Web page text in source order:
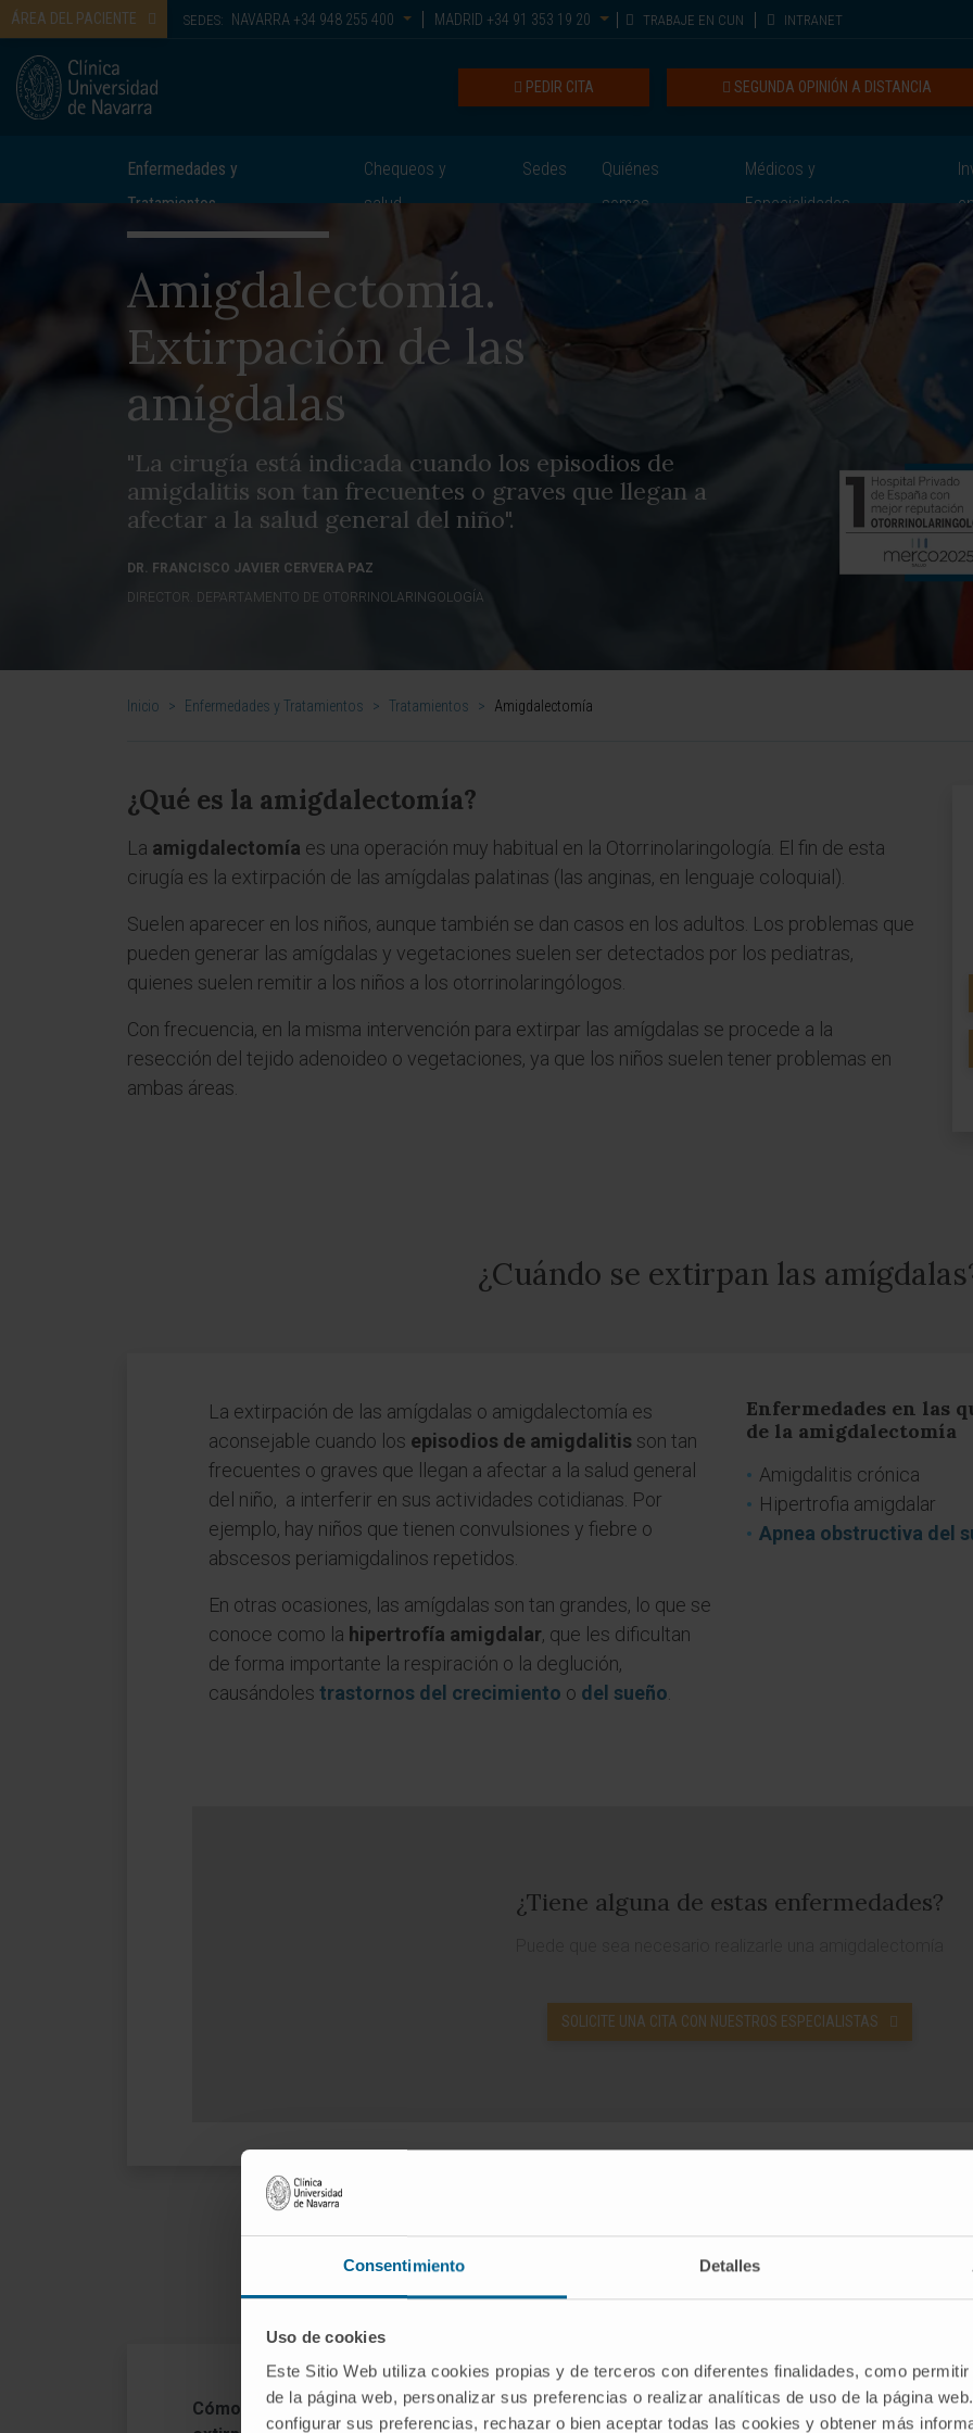
Consentimiento Detalles
Uso de cookies
Este Sitio Web utiliza cookies propias y de terceros con diferentes finalidades, como
de la página web, personalizar sus preferencias o realizar analíticas de uso de la página
configurar sus preferencias, rechazar o bien aceptar todas las cookies y obtener más
ÁREA DEL PACIENTE SEDES: NAVARRA +34 948 255 400 MADRID +34 91 353 19 20 TRABAJE EN CUN INTRANET
SEGUNDA OPINIÓN A DISTANCIA
PEDIR CITA
Enfermedades y
Tratamientos
Chequeos y
salud
Sedes
Quiénes
somos
Médicos y
Especialidades
Amigdalectomía.
Extirpación de las
amígdalas
"La cirugía está indicada cuando los episodios de
amigdalitis son tan frecuentes o graves que llegan a
afectar a la salud general del niño".
DR. FRANCISCO JAVIER CERVERA PAZ
DIRECTOR. DEPARTAMENTO DE OTORRINOLARINGOLOGÍA
Inicio > Enfermedades y Tratamientos > Tratamientos > Amigdalectomía
¿Qué es la amigdalectomía?
La amigdalectomía es una operación muy habitual en la Otorrinolaringología. El fin de esta
cirugía es la extirpación de las amígdalas palatinas (las anginas, en lenguaje coloquial).
Suelen aparecer en los niños, aunque también se dan casos en los adultos. Los problemas que
pueden generar las amígdalas y vegetaciones suelen ser detectados por los pediatras,
quienes suelen remitir a los niños a los otorrinolaringólogos.
Con frecuencia, en la misma intervención para extirpar las amígdalas se procede a la
resección del tejido adenoideo o vegetaciones, ya que los niños suelen tener problemas en
ambas áreas.
¿Cuándo se extirpan las
La extirpación de las amígdalas o amigdalectomía es
aconsejable cuando los episodios de amigdalitis son tan
frecuentes o graves que llegan a afectar a la salud general
del niño, a interferir en sus actividades cotidianas. Por
ejemplo, hay niños que tienen convulsiones y fiebre o
abscesos periamigdalinos repetidos.
En otras ocasiones, las amígdalas son tan grandes, lo que se
conoce como la hipertrofía amigdalar, que les dificultan
de forma importante la respiración o la deglución,
causándoles trastornos del crecimiento o del sueño
Enfermedades en las
de la amigdalectomía
Amigdalitis crónica
Hipertrofia amigdalar
Apnea obstructiva del
¿Tiene alguna de estas enfermedades?
SOLICITE UNA CITA CON NUESTROS ESPECIALISTAS
¿Cómo se quitan las amígdalas?
Cómo es la cirugía de
Procedimiento de la operación de las amígdalas